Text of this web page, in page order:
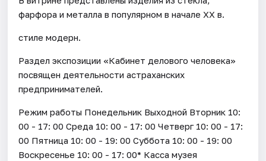
фарфора и металла в популярном в начале XX в.
стиле модерн.
Раздел экспозиции «Кабинет делового человека»
посвящен деятельности астраханских
предпринимателей.
Режим работы Понедельник Выходной Вторник 10:
00 - 17: 00 Среда 10: 00 - 17: 00 Четверг 10: 00 - 17:
00 Пятница 10: 00 - 19: 00 Суббота 10: 00 - 19: 00
Воскресенье 10: 00 - 17: 00* Касса музея